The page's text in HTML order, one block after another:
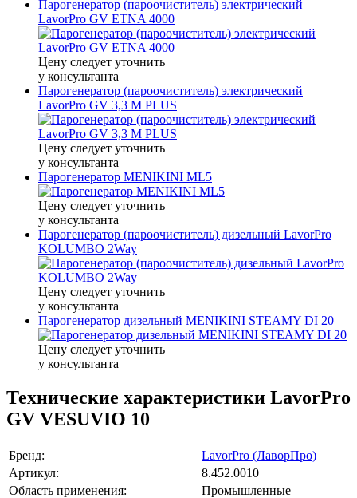
Парогенератор (пароочиститель) электрический
LavorPro GV ETNA 4000
Цену следует уточнить
у консультанта
Парогенератор (пароочиститель) электрический
LavorPro GV 3,3 M PLUS
Цену следует уточнить
у консультанта
Парогенератор MENIKINI ML5
Цену следует уточнить
у консультанта
Парогенератор (пароочиститель) дизельный LavorPro
KOLUMBO 2Way
Цену следует уточнить
у консультанта
Парогенератор дизельный MENIKINI STEAMY DI 20
Цену следует уточнить
у консультанта
Технические характеристики LavorPro
GV VESUVIO 10
Бренд:
LavorPro (ЛаворПро)
Артикул:
8.452.0010
Область применения:
Промышленные